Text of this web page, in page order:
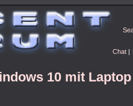
Chat |
10 mit